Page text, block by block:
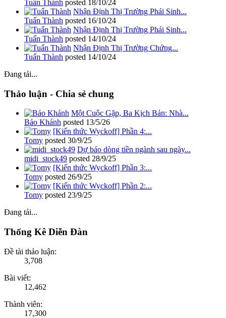
Tuấn Thành posted 18/10/24
Nhận Định Thị Trường Phái Sinh...
Tuấn Thành posted 16/10/24
Nhận Định Thị Trường Phái Sinh...
Tuấn Thành posted 14/10/24
Nhận Định Thị Trường Chứng...
Tuấn Thành posted 14/10/24
Đang tải...
Thảo luận - Chia sẻ chung
Một Cuộc Gặp, Ba Kịch Bản: Nhà...
Bảo Khánh posted 13/5/26
[Kiến thức Wyckoff] Phần 4:...
Tomy posted 30/9/25
Dự báo dòng tiền ngành sau ngày...
midi_stock49 posted 28/9/25
[Kiến thức Wyckoff] Phần 3:...
Tomy posted 26/9/25
[Kiến thức Wyckoff] Phần 2:...
Tomy posted 23/9/25
Đang tải...
Thống Kê Diễn Đàn
Đề tài thảo luận:
3,708
Bài viết:
12,462
Thành viên:
17,300